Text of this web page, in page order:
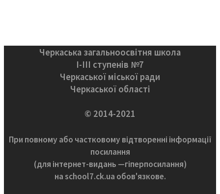
Черкаська загальноосвітня школа
І-ІІІ ступенів №7
Черкаської міської ради
Черкаської області
© 2014-2021
При повному або частковому відтворенні інформації
посилання
(для інтернет-видань —гіперпосилання)
на school7.ck.ua обов'язкове.